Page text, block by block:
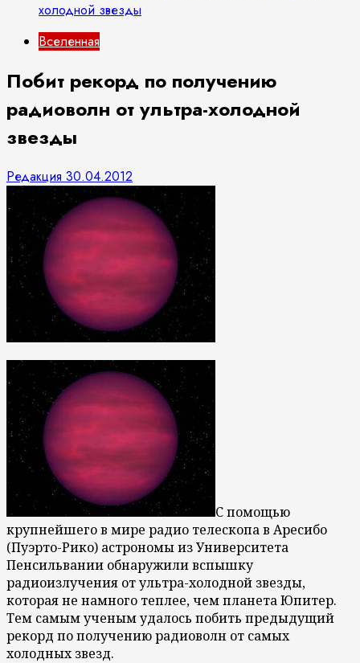
холодной звезды
Вселенная
Побит рекорд по получению
радиоволн от ультра-холодной
звезды
Редакция 30.04.2012
С помощью
крупнейшего в мире радио телескопа в Аресибо
(Пуэрто-Рико) астрономы из Университета
Пенсильвании обнаружили вспышку
радиоизлучения от ультра-холодной звезды,
которая не намного теплее, чем планета Юпитер.
Тем самым ученым удалось побить предыдущий
рекорд по получению радиоволн от самых
холодных звезд.